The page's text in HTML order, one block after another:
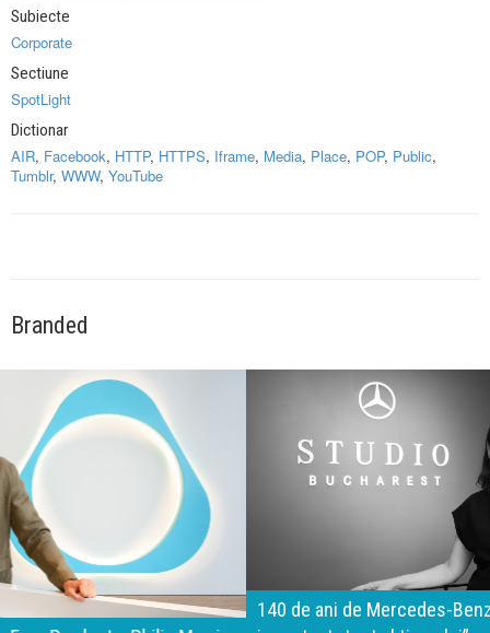
Subiecte
Corporate
Sectiune
SpotLight
Dictionar
AIR, Facebook, HTTP, HTTPS, Iframe, Media, Place, POP, Public,
Tumblr, WWW, YouTube
Branded
140 de ani de Mercedes-Benz. Ramona Pîrlog: Cel mai